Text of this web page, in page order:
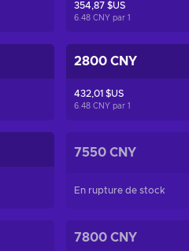
354,87 $US
6.48 CNY par 1
2800 CNY
432,01 $US
6.48 CNY par 1
7550 CNY
En rupture de stock
7800 CNY